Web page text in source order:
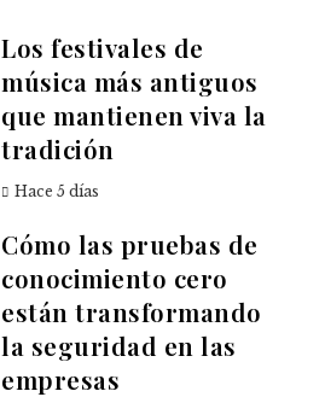
Los festivales de
música más antiguos
que mantienen viva la
tradición
Hace 5 días
Cómo las pruebas de
conocimiento cero
están transformando
la seguridad en las
empresas